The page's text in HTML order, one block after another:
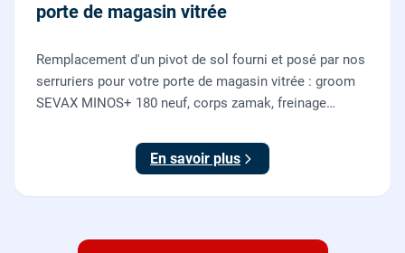
porte de magasin vitrée
Remplacement d'un pivot de sol fourni et posé par nos
serruriers pour votre porte de magasin vitrée : groom
SEVAX MINOS+ 180 neuf, corps zamak, freinage
sol, réglage et essais. 995 euros HT (1194 TTC).
En savoir plus